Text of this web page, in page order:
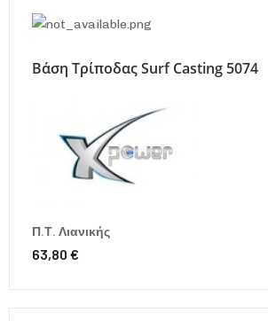
Βάση Τρίποδας Surf Casting 5074
Π.Τ. Λιανικής
63,80 €